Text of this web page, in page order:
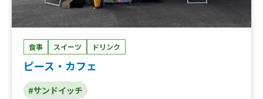
食事 スイーツ ドリンク
ピース・カフェ
#サンドイッチ